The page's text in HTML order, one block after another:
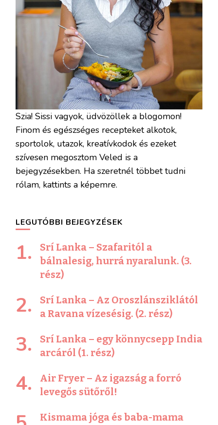
Szia! Sissi vagyok, üdvözöllek a blogomon!
Finom és egészséges recepteket alkotok,
sportolok, utazok, kreatívkodok és ezeket
szívesen megosztom Veled is a
bejegyzésekben. Ha szeretnél többet tudni
rólam, kattints a képemre.
LEGUTÓBBI BEJEGYZÉSEK
Srí Lanka – Szafaritól a
bálnalesig, hurrá nyaralunk. (3.
rész)
Srí Lanka – Az Oroszlánsziklától
a Ravana vízesésig. (2. rész)
Srí Lanka – egy könnycsepp India
arcáról (1. rész)
Air Fryer – Az igazság a forró
levegős sütőről!
Kismama jóga és baba-mama